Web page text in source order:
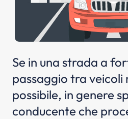
Se in una strada a
passaggio tra veicoli
possibile, in genere
conducente che